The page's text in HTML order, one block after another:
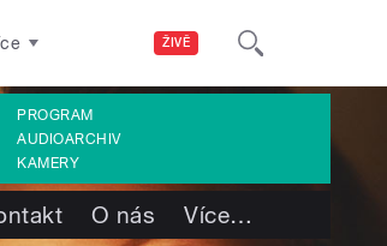
ŽIVĚ
PROGRAM
AUDIOARCHIV
KAMERY
O nás Více…